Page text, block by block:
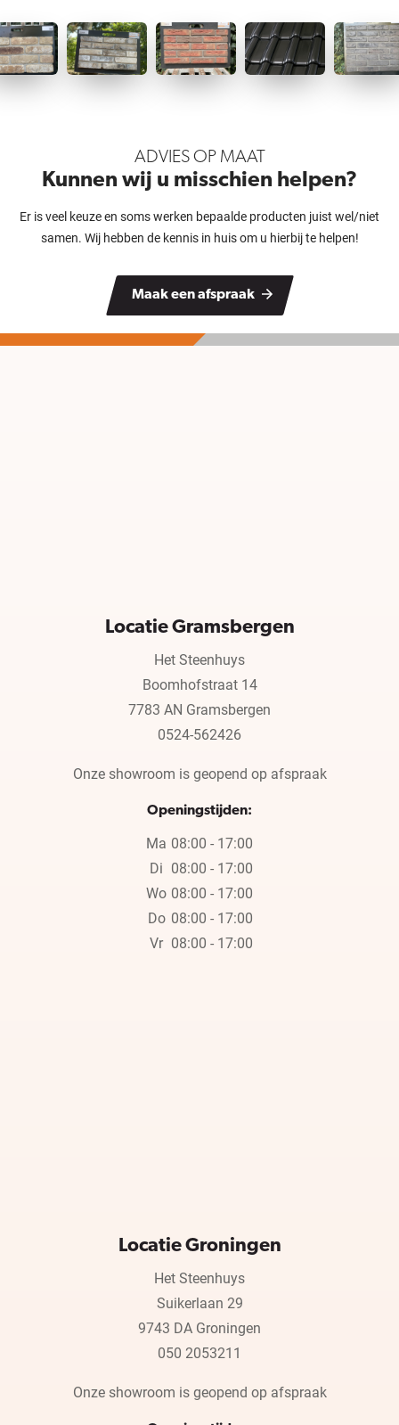
ADVIES OP MAAT
Kunnen wij u misschien helpen?
Er is veel keuze en soms werken bepaalde producten juist wel/niet
samen. Wij hebben de kennis in huis om u hierbij te helpen!
Maak een afspraak
Locatie Gramsbergen
Het Steenhuys
Boomhofstraat 14
7783 AN Gramsbergen
0524-562426
Onze showroom is geopend op afspraak
Openingstijden:
Ma 08:00 - 17:00
Di 08:00 - 17:00
Wo 08:00 - 17:00
Do 08:00 - 17:00
Vr 08:00 - 17:00
Locatie Groningen
Het Steenhuys
Suikerlaan 29
9743 DA Groningen
050 2053211
Onze showroom is geopend op afspraak